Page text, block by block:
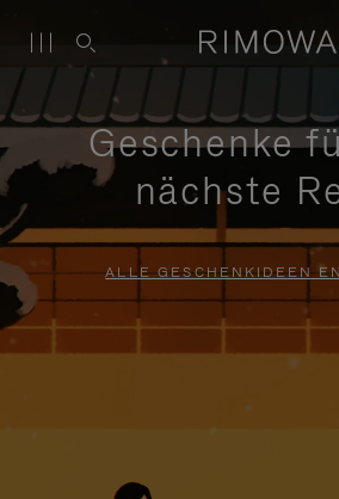
Geschenke
nächste
ALLE GESCHENKIDEEN